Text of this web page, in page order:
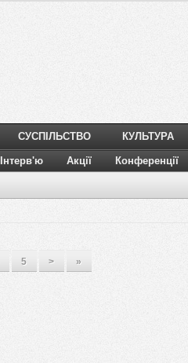
СУСПІЛЬСТВО КУЛЬТУРА
Інтерв'ю Акції Конференції
5 > »